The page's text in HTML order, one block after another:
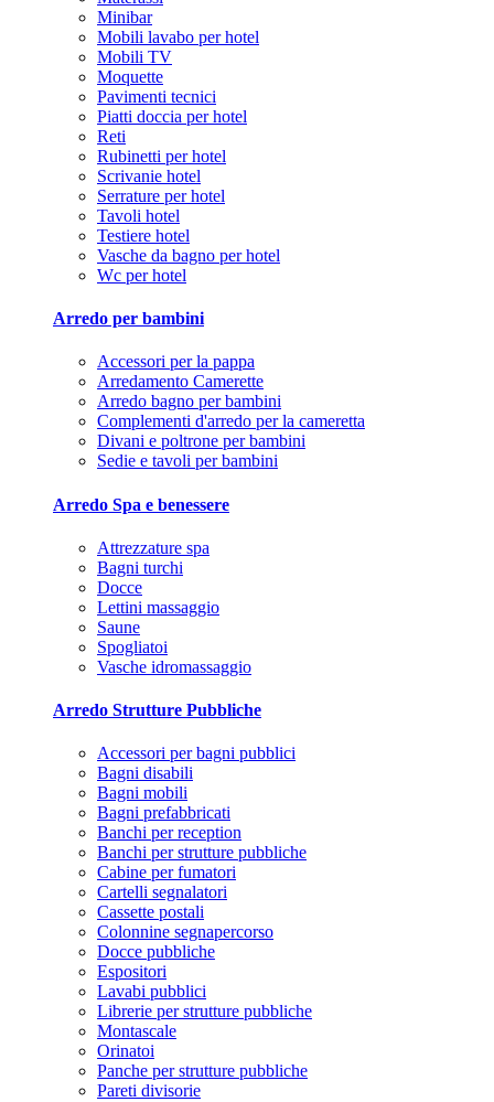
Minibar
Mobili lavabo per hotel
Mobili TV
Moquette
Pavimenti tecnici
Piatti doccia per hotel
Reti
Rubinetti per hotel
Scrivanie hotel
Serrature per hotel
Tavoli hotel
Testiere hotel
Vasche da bagno per hotel
Wc per hotel
Arredo per bambini
Accessori per la pappa
Arredamento Camerette
Arredo bagno per bambini
Complementi d'arredo per la cameretta
Divani e poltrone per bambini
Sedie e tavoli per bambini
Arredo Spa e benessere
Attrezzature spa
Bagni turchi
Docce
Lettini massaggio
Saune
Spogliatoi
Vasche idromassaggio
Arredo Strutture Pubbliche
Accessori per bagni pubblici
Bagni disabili
Bagni mobili
Bagni prefabbricati
Banchi per reception
Banchi per strutture pubbliche
Cabine per fumatori
Cartelli segnalatori
Cassette postali
Colonnine segnapercorso
Docce pubbliche
Espositori
Lavabi pubblici
Librerie per strutture pubbliche
Montascale
Orinatoi
Panche per strutture pubbliche
Pareti divisorie